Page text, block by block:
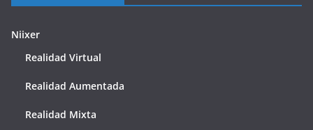
Niixer
Realidad Virtual
Realidad Aumentada
Realidad Mixta